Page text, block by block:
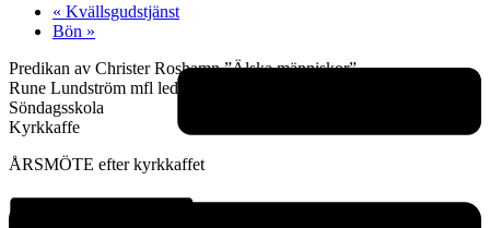
« Kvällsgudstjänst
Bön »
Predikan av Christer Roshamn ”Älska människor”
Rune Lundström mfl leder musiken
Söndagsskola
Kyrkkaffe
ÅRSMÖTE efter kyrkkaffet